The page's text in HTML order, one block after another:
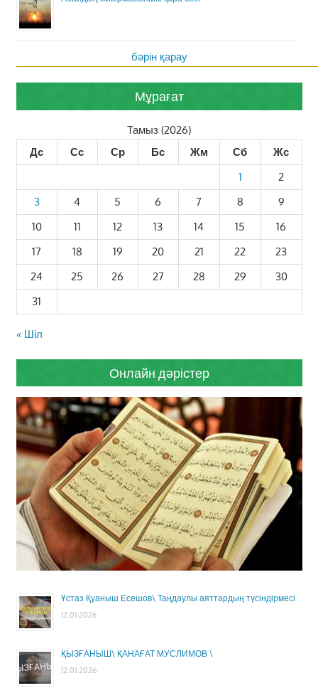
бәрін қарау
Мұрағат
Тамыз (2026)
Дс
Сс Ср Бс Жм Сб
Жс
1
2
3
4 5 6 7 8
9
10
11 12 13 14 15
16
17
18 19 20 21 22
23
24
25 26 27 28 29
30
31
« Шіл
Онлайн дәрістер
Ұстаз Қуаныш Есешов\ Таңдаулы аяттардың түсіндірмесі
12.01.2026
ҚЫЗҒАНЫШ\ ҚАНАҒАТ МУСЛИМОВ \
12.01.2026